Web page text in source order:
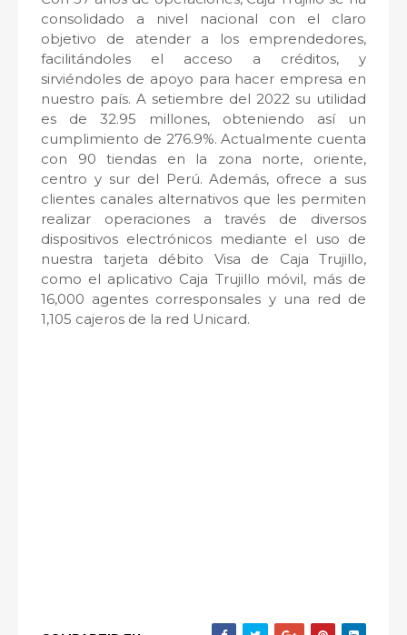
consolidado a nivel nacional con el claro
objetivo de atender a los emprendedores,
facilitándoles el acceso a créditos, y
sirviéndoles de apoyo para hacer empresa en
nuestro país. A setiembre del 2022 su utilidad
es de 32.95 millones, obteniendo así un
cumplimiento de 276.9%. Actualmente cuenta
con 90 tiendas en la zona norte, oriente,
centro y sur del Perú. Además, ofrece a sus
clientes canales alternativos que les permiten
realizar operaciones a través de diversos
dispositivos electrónicos mediante el uso de
nuestra tarjeta débito Visa de Caja Trujillo,
como el aplicativo Caja Trujillo móvil, más de
16,000 agentes corresponsales y una red de
1,105 cajeros de la red Unicard.